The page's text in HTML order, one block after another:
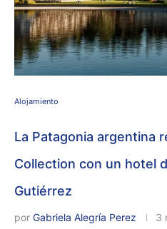
Alojamiento
La Patagonia argentina
Collection con un hotel
Gutiérrez
por Gabriela Alegría Perez 3